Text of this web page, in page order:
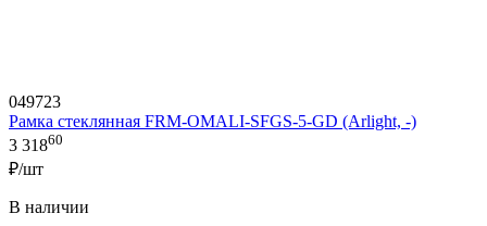
049723
Рамка стеклянная FRM-OMALI-SFGS-5-GD (Arlight, -)
3 31860
₽/шт
В наличии